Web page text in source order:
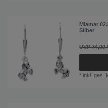
Miamar
Silber
UVP 74,00
* inkl. ges.